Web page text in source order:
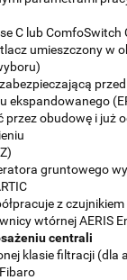
C lub ComfoSwitch
umieszczony w
ekspandowanego
przez obudowę i
gruntowego
z
wtórnej AERIS
centrali
klasie filtracji (dla